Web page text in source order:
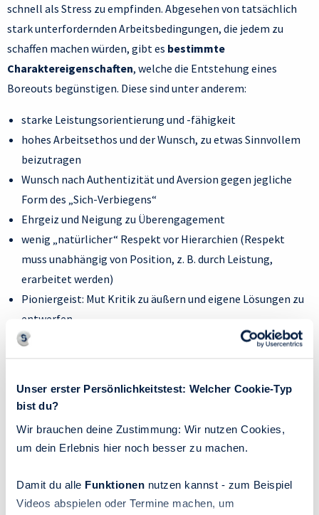
Unser erster Persönlichkeitstest: Welcher Cookie-Typ
bist du?
Wir brauchen deine Zustimmung: Wir nutzen Cookies,
um dein Erlebnis hier noch besser zu machen.
Damit du alle Funktionen nutzen kannst - zum Beispiel
Videos abspielen oder Termine machen, um
schnell als Stress zu empfinden. Abgesehen von tatsächlich
stark unterfordernden Arbeitsbedingungen, die jedem zu
schaffen machen würden, gibt es bestimmte
Charaktereigenschaften, welche die Entstehung eines
Boreouts begünstigen. Diese sind unter anderem:
starke Leistungsorientierung und -fähigkeit
hohes Arbeitsethos und der Wunsch, zu etwas Sinnvollem
beizutragen
Wunsch nach Authentizität und Aversion gegen jegliche
Form des „Sich-Verbiegens“
Ehrgeiz und Neigung zu Überengagement
wenig „natürlicher“ Respekt vor Hierarchien (Respekt
muss unabhängig von Position, z. B. durch Leistung,
erarbeitet werden)
Pioniergeist: Mut Kritik zu äußern und eigene Lösungen zu
entwerfen
Es liegt nicht nur in der Verantwortung von Unternehmen,
ihren Mitarbeitern das richtige Maß an interessanten und zu
ihren Qualifikationen passenden Aufgaben zu bieten. Zwar
Inhalte einer Stelle wahrheitsgemäß wiedergeben und bei der
Besetzung darauf achten, ob das Profil des Bewerbers zu den